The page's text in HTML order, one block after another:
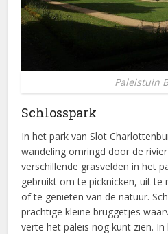
Paleistuin
Schlosspark
In het park van Slot
wandeling omringd door de
verschillende grasvelden in het
gebruikt om te picknicken, uit te
of te genieten van de natuur.
prachtige kleine bruggetjes
verte het paleis nog kunt zien.